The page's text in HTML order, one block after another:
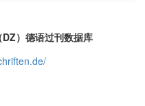
）德语过刊数据库